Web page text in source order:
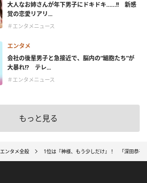
大人なお姉さんが年下男子にドキドキ……!! 新感
覚の恋愛リアリ...
＃エンタメニュース
エンタメ
会社の後輩男子と急接近で、脳内の“細胞たち”が
大暴れ!? テレ...
＃エンタメニュース
もっと見る
エンタメ全般 1位は『神様、もう少しだけ』！ 「深田恭子